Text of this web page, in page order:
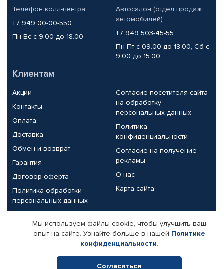
Телефон колл-центра
+7 949 00-00-550
Пн-Вс с 9.00 до 18.00
Автосалон (отдел продаж
автомобилей)
+7 949 503-45-55
Пн-Пт с 09.00 до 18.00, Сб с
9.00 до 15.00
Клиентам
Акции
Контакты
Оплата
Доставка
Обмен и возврат
Гарантия
Договор-оферта
Политика обработки
персональных данных
Согласие посетителя сайта
на обработку
персональных данных
Политика
конфиденциальности
Согласие на получение
рекламы
О нас
Карта сайта
Партнерам
Корпоративным клиентам
Поставщикам
Реквизиты компании
Мы используем файлы cookie, чтобы улучшить ваш
опыт на сайте. Узнайте больше в нашей Политике
конфиденциальности.
Согласиться